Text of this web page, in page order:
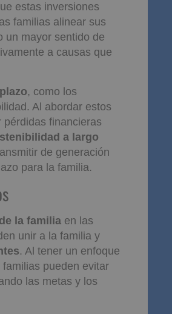
estas inversiones
familias alinear sus
un mayor sentido de
a causas que
, como los
Al abordar estos
financieras
a largo
de generación
para la familia.
la familia en las
unir a la familia y
. Al tener un enfoque
pueden evitar
las metas y los